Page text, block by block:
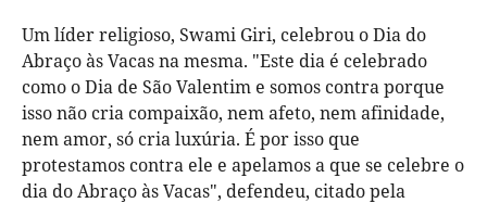
Um líder religioso, Swami Giri, celebrou o Dia do
Abraço às Vacas na mesma. "Este dia é celebrado
como o Dia de São Valentim e somos contra porque
isso não cria compaixão, nem afeto, nem afinidade,
nem amor, só cria luxúria. É por isso que
protestamos contra ele e apelamos a que se celebre o
dia do Abraço às Vacas", defendeu, citado pela